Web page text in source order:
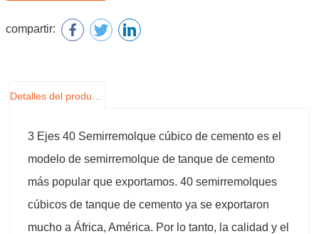
compartir:
3 Ejes 40 Semirremolque cúbico de cemento es el
modelo de semirremolque de tanque de cemento
más popular que exportamos. 40 semirremolques
cúbicos de tanque de cemento ya se exportaron
mucho a África, América. Por lo tanto, la calidad y el